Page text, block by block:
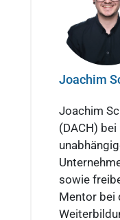
Joachim
Joachim
(DACH) bei
sowie
Mentor bei